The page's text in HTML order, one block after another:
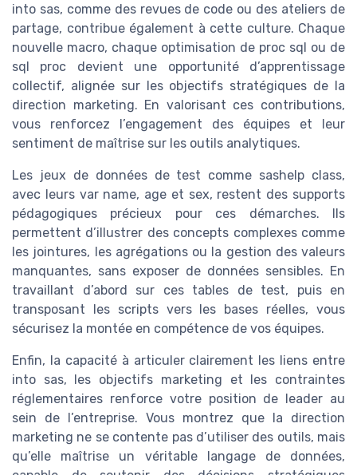
into sas, comme des revues de code ou des ateliers de
partage, contribue également à cette culture. Chaque
nouvelle macro, chaque optimisation de proc sql ou de
sql proc devient une opportunité d’apprentissage
collectif, alignée sur les objectifs stratégiques de la
direction marketing. En valorisant ces contributions,
vous renforcez l’engagement des équipes et leur
sentiment de maîtrise sur les outils analytiques.
Les jeux de données de test comme sashelp class,
avec leurs var name, age et sex, restent des supports
pédagogiques précieux pour ces démarches. Ils
permettent d’illustrer des concepts complexes comme
les jointures, les agrégations ou la gestion des valeurs
manquantes, sans exposer de données sensibles. En
travaillant d’abord sur ces tables de test, puis en
transposant les scripts vers les bases réelles, vous
sécurisez la montée en compétence de vos équipes.
Enfin, la capacité à articuler clairement les liens entre
into sas, les objectifs marketing et les contraintes
réglementaires renforce votre position de leader au
sein de l’entreprise. Vous montrez que la direction
marketing ne se contente pas d’utiliser des outils, mais
qu’elle maîtrise un véritable langage de données,